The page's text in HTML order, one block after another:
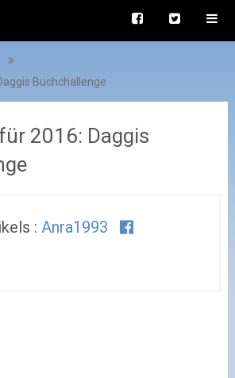
Buchchallenge
2016: Daggis
: Anra1993